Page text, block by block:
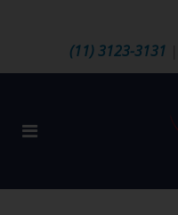
(11) 3123-3131